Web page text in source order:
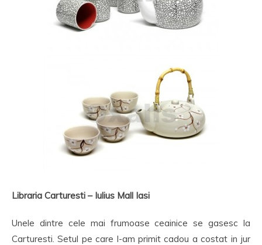
Libraria Carturesti – Iulius Mall Iasi
Unele dintre cele mai frumoase ceainice se gasesc la
Carturesti. Setul pe care l-am primit cadou a costat in jur